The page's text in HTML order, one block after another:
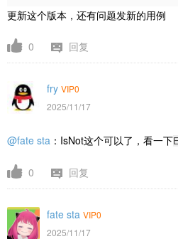
更新这个版本，还有问题发新的用例
0 回复
fry VIP0
2025/11/17
@fate sta ： IsNot这个可以了，看一下
0 回复
fate sta VIP0
2025/11/17